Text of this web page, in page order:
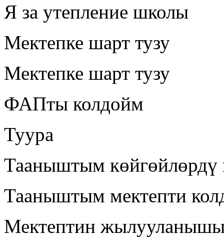
Я за утепление школы
Мектепке шарт тузу
Мектепке шарт тузу
ФАПты колдойм
Туура
Тааныштым көйгөйлөрдү
Тааныштым мектепти
Мектептин